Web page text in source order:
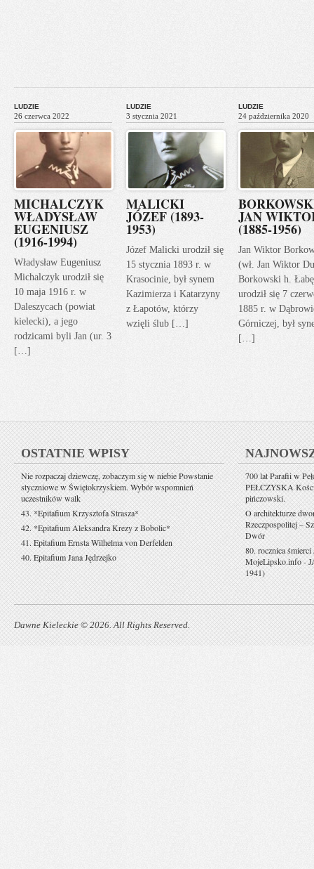
LUDZIE
26 czerwca 2022
MICHALCZYK
WŁADYSŁAW
EUGENIUSZ
(1916-1994)
Władysław Eugeniusz
Michalczyk urodził się
10 maja 1916 r. w
Daleszycach (powiat
kielecki), a jego
rodzicami byli Jan (ur. 3
[…]
LUDZIE
3 stycznia 2021
MALICKI
JÓZEF (1893-
1953)
Józef Malicki urodził się
15 stycznia 1893 r. w
Krasocinie, był synem
Kazimierza i Katarzyny
z Łapotów, którzy
wzięli ślub […]
LUDZIE
24 października 2020
JAN
(1885-1956)
Jan Wiktor
(wł. Jan Wiktor
Borkowski h.
urodził się 7
1885 r. w
Górniczej, był
[…]
OSTATNIE WPISY
Nie rozpaczaj dziewczę, zobaczym się w niebie Powstanie
styczniowe w Świętokrzyskiem. Wybór wspomnień
uczestników walk
43. *Epitafium Krzysztofa Strasza*
42. *Epitafium Aleksandra Krezy z Bobolic*
41. Epitafium Ernsta Wilhelma von Derfelden
40. Epitafium Jana Jędrzejko
700 lat Parafii w
PEŁCZYSKA
pińczowski.
O architekturze
Rzeczpospolitej –
Dwór
80. rocznica
MojeLipsko.info-
1941)
Dawne Kieleckie © 2026. All Rights Reserved.